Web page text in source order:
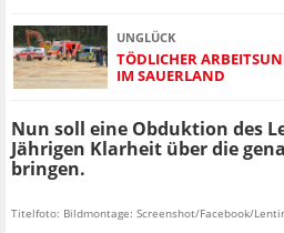
UNGLÜCK
TÖDLICHER
IM SAUERLAND
Nun soll eine Obduktion des
Jährigen Klarheit über die
bringen.
Titelfoto: Bildmontage: Screenshot/Facebook/